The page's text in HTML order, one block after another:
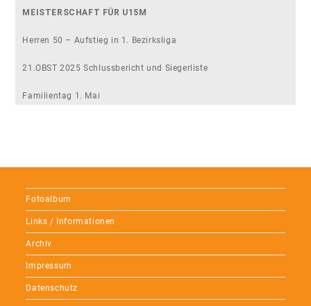
MEISTERSCHAFT FÜR U15M
Herren 50 – Aufstieg in 1. Bezirksliga
21.OBST 2025 Schlussbericht und Siegerliste
Familientag 1. Mai
Fotoalbum
Links / Informationen
Archiv
Impressum
Datenschutz